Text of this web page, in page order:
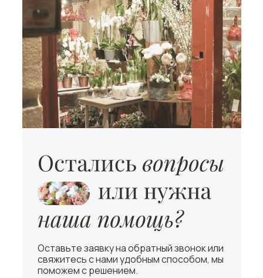
Оставьте заявку на обратный звонок или
свяжитесь с нами удобным способом, мы
поможем с решением.